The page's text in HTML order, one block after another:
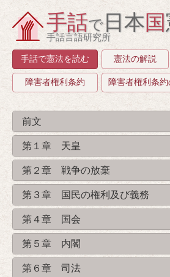
手話で日本国
手話言語研究所
手話で憲法を読む 憲法の解説
障害者権利条約 障害者権利条
前文
第１章 天皇
第２章 戦争の放棄
第３章 国民の権利及び義務
第４章 国会
第５章 内閣
第６章 司法